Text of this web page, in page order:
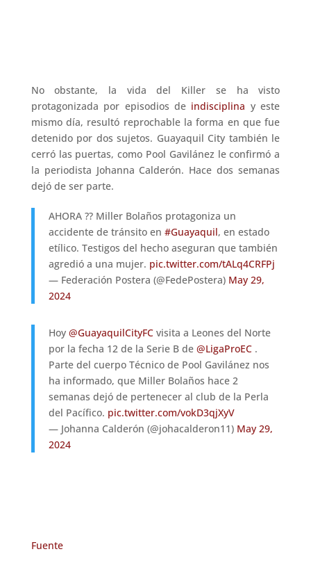
No obstante, la vida del Killer se ha visto
protagonizada por episodios de indisciplina y este
mismo día, resultó reprochable la forma en que fue
detenido por dos sujetos. Guayaquil City también le
cerró las puertas, como Pool Gavilánez le confirmó a
la periodista Johanna Calderón. Hace dos semanas
dejó de ser parte.
AHORA ?? Miller Bolaños protagoniza un
accidente de tránsito en #Guayaquil, en estado
etílico. Testigos del hecho aseguran que también
agredió a una mujer. pic.twitter.com/tALq4CRFPj
— Federación Postera (@FedePostera) May 29,
2024
Hoy @GuayaquilCityFCvisita a Leones del Norte
por la fecha 12 de la Serie B de @LigaProEC.
Parte del cuerpo Técnico de Pool Gavilánez nos
ha informado, que Miller Bolaños hace 2
semanas dejó de pertenecer al club de la Perla
del Pacífico. pic.twitter.com/vokD3qjXyV
— Johanna Calderón (@johacalderon11) May 29,
2024
Fuente